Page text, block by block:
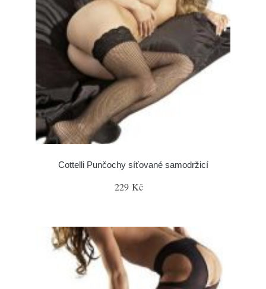
Cottelli Punčochy síťované samodržicí
229 Kč